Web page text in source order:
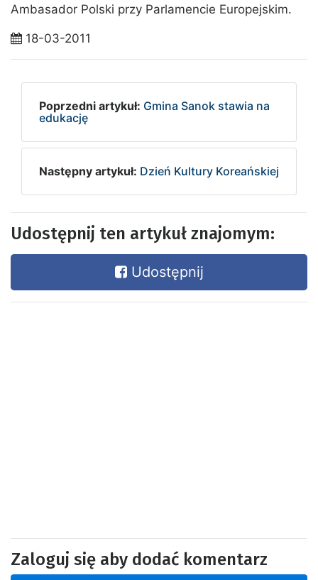
Ambasador Polski przy Parlamencie Europejskim.
18-03-2011
Poprzedni artykuł: Gmina Sanok stawia na
edukację
Następny artykuł: Dzień Kultury Koreańskiej
Udostępnij ten artykuł znajomym:
Udostępnij
Zaloguj się aby dodać komentarz